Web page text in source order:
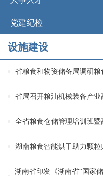
党建纪检
设施建设
省粮食和物资储备局调研
省局召开粮油机械装备产
全省粮食仓储管理培训班
湖南粮食智能烘干助力颗粒
湖南省印发《湖南省“国家